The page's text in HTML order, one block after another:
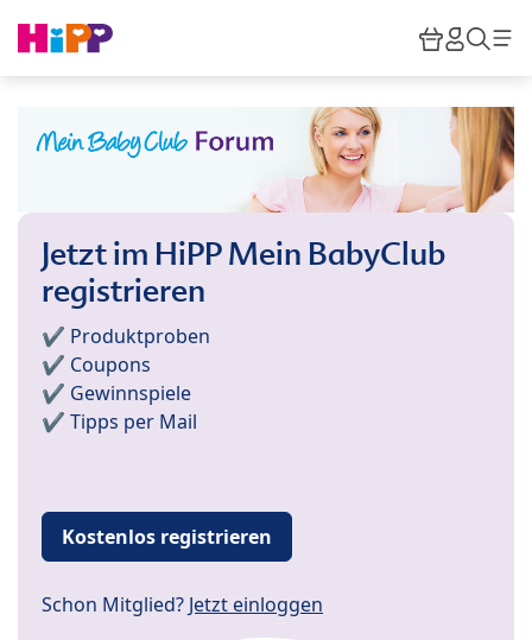
HiPP
Jetzt im HiPP Mein BabyClub
registrieren
✔️ Produktproben
✔️ Coupons
✔️ Gewinnspiele
✔️ Tipps per Mail
Kostenlos registrieren
Schon Mitglied? Jetzt einloggen